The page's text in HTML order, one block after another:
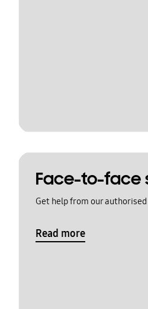
Face-to-face
Get help from our
Read more